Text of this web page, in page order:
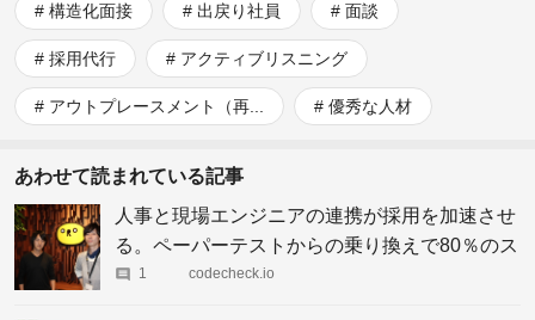
構造化面接 出戻り社員 面談
採用代行 アクティブリスニング
アウトプレースメント（再... 優秀な人材
あわせて読まれている記事
人事と現場エンジニアの連携が採用を加速させ
る。ペーパーテストからの乗り換えで80％のス
キル評価の工数を削減した一方で、毎年スキル
1 codecheck.io